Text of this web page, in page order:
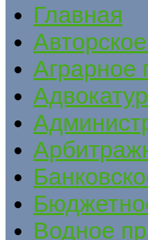
Главная
Аграрное
Водное